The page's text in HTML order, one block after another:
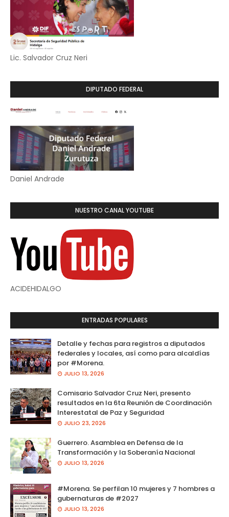
Lic. Salvador Cruz Neri
DIPUTADO FEDERAL
Daniel Andrade
NUESTRO CANAL YOUTUBE
ACIDEHIDALGO
ENTRADAS POPULARES
Detalle y fechas para registros a diputados
federales y locales, así como para alcaldías
por #Morena.
JULIO 13, 2026
Comisario Salvador Cruz Neri, presento
resultados en la 6ta Reunión de Coordinación
Interestatal de Paz y Seguridad
JULIO 23, 2026
Guerrero. Asamblea en Defensa de la
Transformación y la Soberanía Nacional
JULIO 13, 2026
#Morena. Se perfilan 10 mujeres y 7 hombres a
gubernaturas de #2027
JULIO 13, 2026